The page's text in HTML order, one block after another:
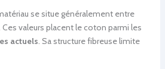
se situe généralement entre
valeurs placent le coton parmi les
actuels. Sa structure fibreuse limite